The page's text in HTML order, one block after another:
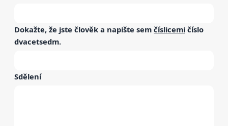
Dokažte, že jste člověk a napište sem číslicemi číslo
dvacetsedm.
Sdělení